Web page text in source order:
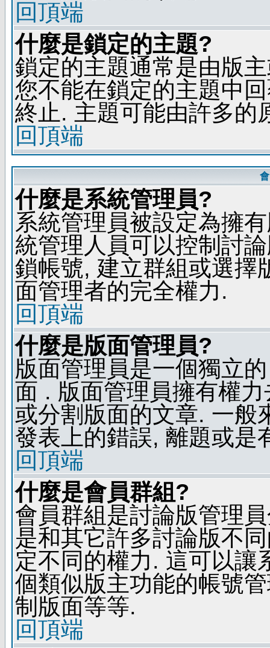
回頂端
什麼是鎖定的主題?
鎖定的主題通常是由版
您不能在鎖定的主題中
終止. 主題可能由許多的
回頂端
什麼是系統管理員?
系統管理員被設定為擁
統管理人員可以控制討
鎖帳號, 建立群組或選擇
面管理者的完全權力.
回頂端
什麼是版面管理員?
版面管理員是一個獨立
面 . 版面管理員擁有權
或分割版面的文章. 一般
發表上的錯誤, 離題或是
回頂端
什麼是會員群組?
會員群組是討論版管理
是和其它許多討論版不
定不同的權力. 這可以讓
個類似版主功能的帳號
制版面等等.
回頂端